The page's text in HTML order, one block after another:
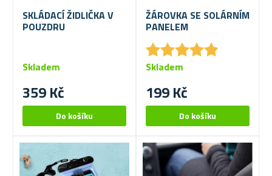
SKLÁDACÍ ŽIDLIČKA V
POUZDRU
359 Kč
Skladem
ŽÁROVKA SE SOLÁRNÍM
PANELEM
★★★★★
★★★★★
199 Kč
Skladem